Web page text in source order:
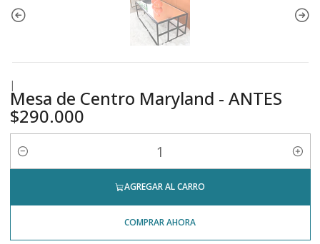
|
Mesa de Centro Maryland - ANTES
$290.000
Cantidad
AGREGAR AL CARRO
COMPRAR AHORA